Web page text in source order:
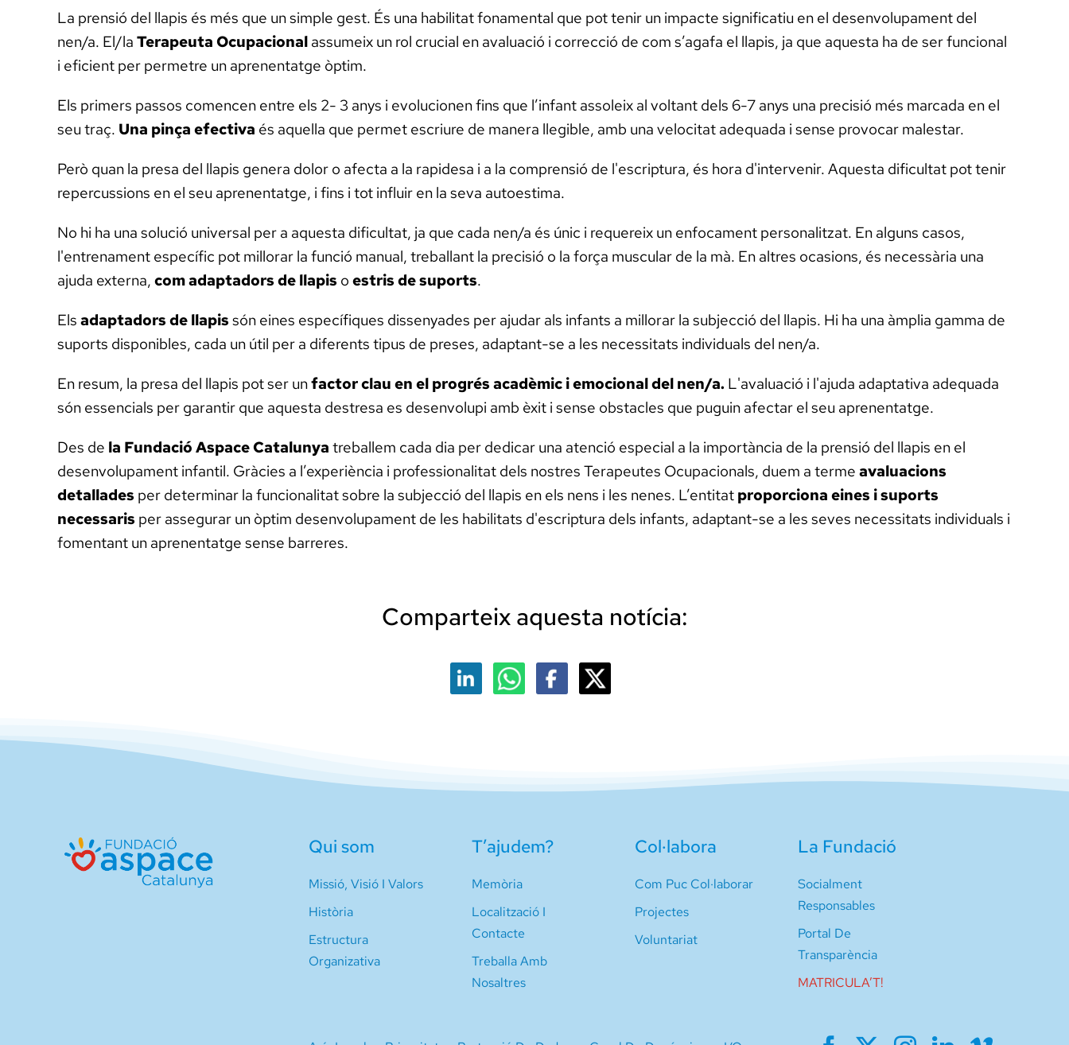
La prensió del llapis és més que un simple gest. És una habilitat fonamental que pot tenir un impacte significatiu en el desenvolupament del
nen/a. El/laTerapeuta Ocupacionalassumeix un rol crucial en avaluació i correcció de com s’agafa el llapis, ja que aquesta ha de ser funcional
i eficient per permetre un aprenentatge òptim.
Els primers passos comencen entre els 2- 3 anys i evolucionen fins que l’infant assoleix al voltant dels 6-7 anys una precisió més marcada en el
seu traç. Una pinça efectiva és aquella que permet escriure de manera llegible, amb una velocitat adequada i sense provocar malestar.
Però quan la presa del llapis genera dolor o afecta a la rapidesa i a la comprensió de l'escriptura, és hora d'intervenir. Aquesta dificultat pot tenir
repercussions en el seu aprenentatge, i fins i tot influir en la seva autoestima.
No hi ha una solució universal per a aquesta dificultat, ja que cada nen/a és únic i requereix un enfocament personalitzat. En alguns casos,
l'entrenament específic pot millorar la funció manual, treballant la precisió o la força muscular de la mà. En altres ocasions, és necessària una
ajuda externa,com adaptadors de llapis oestris de suports.
Elsadaptadors de llapissón eines específiques dissenyades per ajudar als infants a millorar la subjecció del llapis. Hi ha una àmplia gamma de
suports disponibles, cada un útil per a diferents tipus de preses, adaptant-se a les necessitats individuals del nen/a.
En resum, la presa del llapis pot ser unfactor clau en el progrés acadèmic i emocional del nen/a. L'avaluació i l'ajuda adaptativa adequada
són essencials per garantir que aquesta destresa es desenvolupi amb èxit i sense obstacles que puguin afectar el seu aprenentatge.
Des de la Fundació Aspace Catalunyatreballem cada dia per dedicar una atenció especial a la importància de la prensió del llapis en el
desenvolupament infantil. Gràcies a l’experiència i professionalitat dels nostres Terapeutes Ocupacionals, duem a termeavaluacions
detallades per determinar la funcionalitat sobre la subjecció del llapis en els nens i les nenes. L’entitatproporciona eines i suports
necessaris per assegurar un òptim desenvolupament de les habilitats d'escriptura dels infants, adaptant-se a les seves necessitats individuals i
fomentant un aprenentatge sense barreres.
Comparteix aquesta notícia:
Qui som
Missió, Visió I Valors
Història
Estructura
Organizativa
T’ajudem?
Memòria
Localització I
Contacte
Treballa Amb
Nosaltres
Col·labora
Com Puc Col·laborar
Projectes
Voluntariat
La Fundació
Socialment
Responsables
Portal De
Transparència
MATRICULA’T!